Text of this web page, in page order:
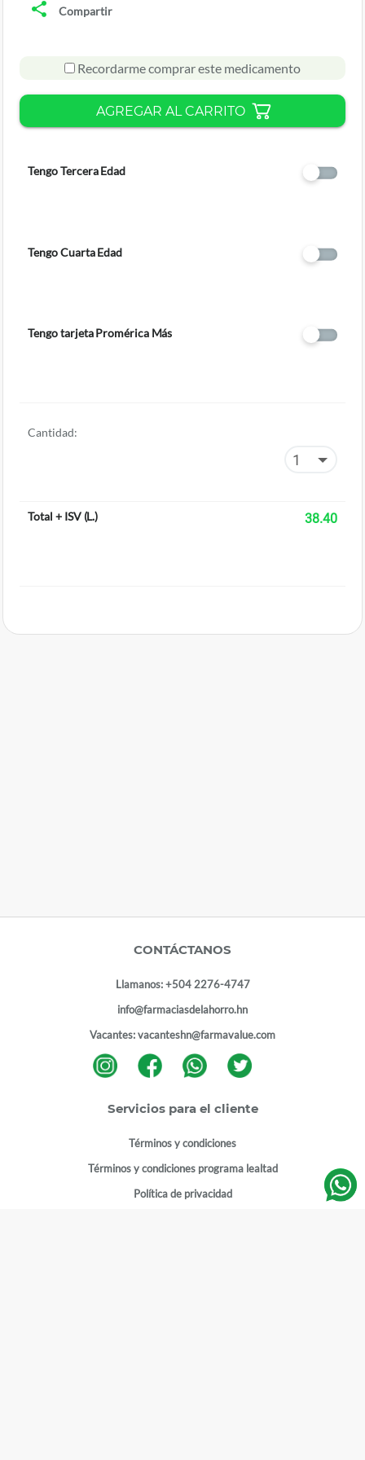
Compartir
Recordarme comprar este medicamento
AGREGAR AL CARRITO
Tengo Tercera Edad
Tengo Cuarta Edad
Tengo tarjeta Promérica Más
Cantidad:
Total + ISV(L.) 38.40
CONTÁCTANOS
Llamanos:+504 2276-4747
info@farmaciasdelahorro.hn
Vacantes:vacanteshn@farmavalue.com
Servicios para el cliente
Términos y condiciones
Términos y condiciones programa lealtad
Política de privacidad